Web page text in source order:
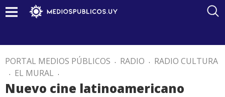
PORTAL MEDIOS PÚBLICOS . RADIO . RADIO CULTURA
. EL MURAL .
Nuevo cine latinoamericano